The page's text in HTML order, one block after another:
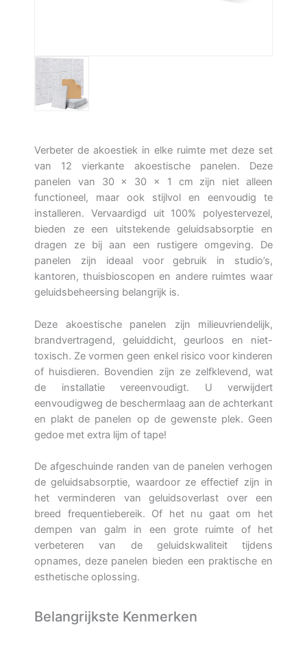
Verbeter de akoestiek in elke ruimte met deze set
van 12 vierkante akoestische panelen. Deze
panelen van 30 x 30 x 1 cm zijn niet alleen
functioneel, maar ook stijlvol en eenvoudig te
installeren. Vervaardigd uit 100% polyestervezel,
bieden ze een uitstekende geluidsabsorptie en
dragen ze bij aan een rustigere omgeving. De
panelen zijn ideaal voor gebruik in studio’s,
kantoren, thuisbioscopen en andere ruimtes waar
geluidsbeheersing belangrijk is.
Deze akoestische panelen zijn milieuvriendelijk,
brandvertragend, geluiddicht, geurloos en niet-
toxisch. Ze vormen geen enkel risico voor kinderen
of huisdieren. Bovendien zijn ze zelfklevend, wat
de installatie vereenvoudigt. U verwijdert
eenvoudigweg de beschermlaag aan de achterkant
en plakt de panelen op de gewenste plek. Geen
gedoe met extra lijm of tape!
De afgeschuinde randen van de panelen verhogen
de geluidsabsorptie, waardoor ze effectief zijn in
het verminderen van geluidsoverlast over een
breed frequentiebereik. Of het nu gaat om het
dempen van galm in een grote ruimte of het
verbeteren van de geluidskwaliteit tijdens
opnames, deze panelen bieden een praktische en
esthetische oplossing.
Belangrijkste Kenmerken